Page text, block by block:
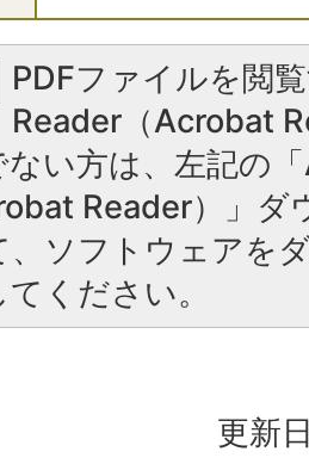
PDFファイルを閲
Reader（Acrobat
い方は、左記の
Reader）」ダ
、ソフトウェアを
ください。
更新